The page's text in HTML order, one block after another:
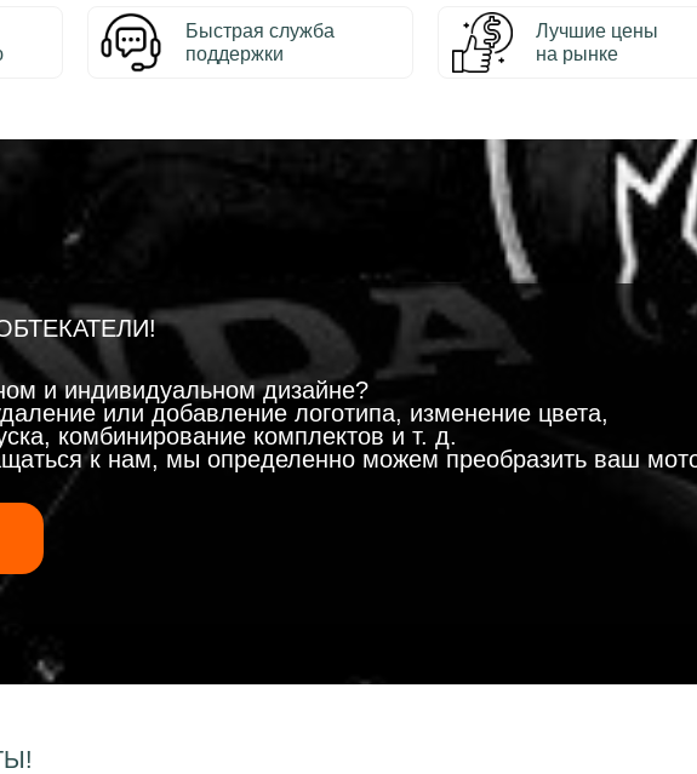
Быстрая служба
поддержки
Лучшие цены
на рынке
и индивидуальном дизайне?
или добавление логотипа, изменение цвета,
комбинирование комплектов и т. д.
к нам, мы определенно можем преобразить ваш